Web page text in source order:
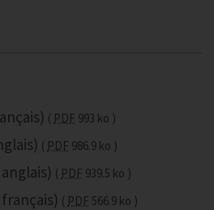
PDF 993 ko
PDF 986.9 ko
PDF 939.5 ko
PDF 566.9 ko